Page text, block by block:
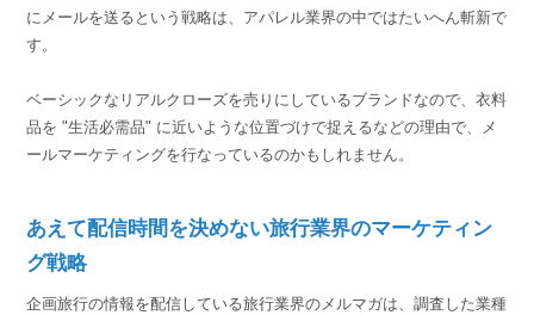
にメールを送るという戦略は、アパレル業界の中ではたいへん斬新で
す。
ベーシックなリアルクローズを売りにしているブランドなので、衣料
品を "生活必需品" に近いような位置づけで捉えるなどの理由で、メ
ールマーケティングを行なっているのかもしれません。
あえて配信時間を決めない旅行業界のマーケティン
グ戦略
企画旅行の情報を配信している旅行業界のメルマガは、調査した業種